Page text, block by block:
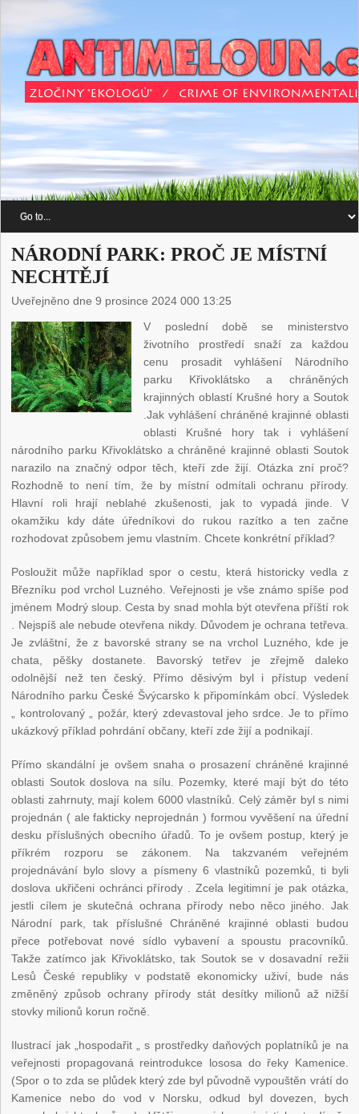
NÁRODNÍ PARK: PROČ JE MÍSTNÍ
NECHTĚJÍ
Uveřejněno dne 9 prosince 2024 000 13:25
V poslední době se ministerstvo
životního prostředí snaží za každou
cenu prosadit vyhlášení Národního
parku Křivoklátsko a chráněných
krajinných oblastí Krušné hory a Soutok
.Jak vyhlášení chráněné krajinné oblasti
oblasti Krušné hory tak i vyhlášení
národního parku Křivoklátsko a chráněné krajinné oblasti Soutok
narazilo na značný odpor těch, kteří zde žijí. Otázka zní proč?
Rozhodně to není tím, že by místní odmítali ochranu přírody.
Hlavní roli hrají neblahé zkušenosti, jak to vypadá jinde. V
okamžiku kdy dáte úředníkovi do rukou razítko a ten začne
rozhodovat způsobem jemu vlastním. Chcete konkrétní příklad?
Posloužit může například spor o cestu, která historicky vedla z
Březníku pod vrchol Luzného. Veřejnosti je vše známo spíše pod
jménem Modrý sloup. Cesta by snad mohla být otevřena příští rok
. Nejspíš ale nebude otevřena nikdy. Důvodem je ochrana tetřeva.
Je zvláštní, že z bavorské strany se na vrchol Luzného, kde je
chata, pěšky dostanete. Bavorský tetřev je zřejmě daleko
odolnější než ten český. Přímo děsivým byl i přístup vedení
Národního parku České Švýcarsko k připomínkám obcí. Výsledek
„ kontrolovaný „ požár, který zdevastoval jeho srdce. Je to přímo
ukázkový příklad pohrdání občany, kteří zde žijí a podnikají.
Přímo skandální je ovšem snaha o prosazení chráněné krajinné
oblasti Soutok doslova na sílu. Pozemky, které mají být do této
oblasti zahrnuty, mají kolem 6000 vlastníků. Celý záměr byl s nimi
projednán ( ale fakticky neprojednán ) formou vyvěšení na úřední
desku příslušných obecního úřadů. To je ovšem postup, který je
příkrém rozporu se zákonem. Na takzvaném veřejném
projednávání bylo slovy a písmeny 6 vlastníků pozemků, ti byli
doslova ukřičeni ochránci přírody . Zcela legitimní je pak otázka,
jestli cílem je skutečná ochrana přírody nebo něco jiného. Jak
Národní park, tak příslušné Chráněné krajinné oblasti budou
přece potřebovat nové sídlo vybavení a spoustu pracovníků.
Takže zatímco jak Křivoklátsko, tak Soutok se v dosavadní režii
Lesů České republiky v podstatě ekonomicky uživí, bude nás
změněný způsob ochrany přírody stát desítky milionů až nižší
stovky milionů korun ročně.
Ilustrací jak „hospodařit „ s prostředky daňových poplatníků je na
veřejnosti propagovaná reintrodukce lososa do řeky Kamenice.
(Spor o to zda se plůdek který zde byl původně vypouštěn vrátí do
Kamenice nebo do vod v Norsku, odkud byl dovezen, bych